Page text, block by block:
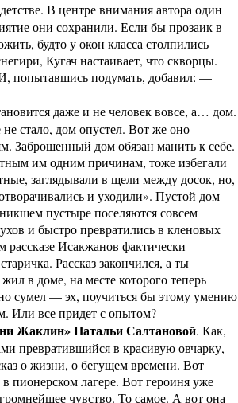
В центре внимания автора один
они сохранили. Если бы прозаик в
будто у окон класса столпились
Кугач настаивает, что скворцы.
попытавшись подумать, добавил: —
даже и не человек вовсе, а… дом.
стало, дом опустел. Вот же оно —
Заброшенный дом обязан манить к себе.
им одним причинам, тоже избегали
заглядывали в щели между досок, но,
и уходили». Пустой дом
пустыре поселяются совсем
и быстро превратились в кленовых
Исакжанов фактиче­ски
Рассказ закончился, а ты
в доме, на месте которого теперь
сумел — эх, поучиться бы этому умению
Или все придет с опытом?
Жаклин» Натальи Салтановой. Как,
превратившийся в красивую овчарку,
о жизни, о бегущем времени. Вот
пионерском лагере. Вот героиня уже
чувство. То самое. А вот она